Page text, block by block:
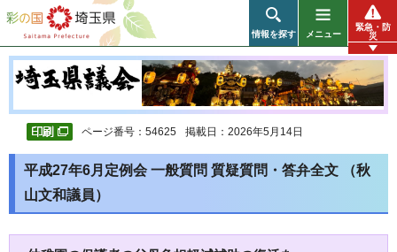
彩の国 埼玉県
情報を探す メニュー
緊急・防
災
ページ番号：54625 掲載日：2026年5月14日
平成27年6月定例会 一般質問 質疑質問・答弁全文 （秋
山文和議員）